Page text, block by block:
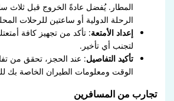
المطار. يُفضل عادةً الخروج قبل ثلاث
الرحلة الدولية أو ساعتين للرحلات
إعداد الأمتعة: تأكد من تجهيز كافة
لتجنب أي تأخير.
تأكيد التفاصيل: عند الحجز، تحقق من
الوقت ومعلومات الطيران الخاصة بك
تجارب من المسافرين